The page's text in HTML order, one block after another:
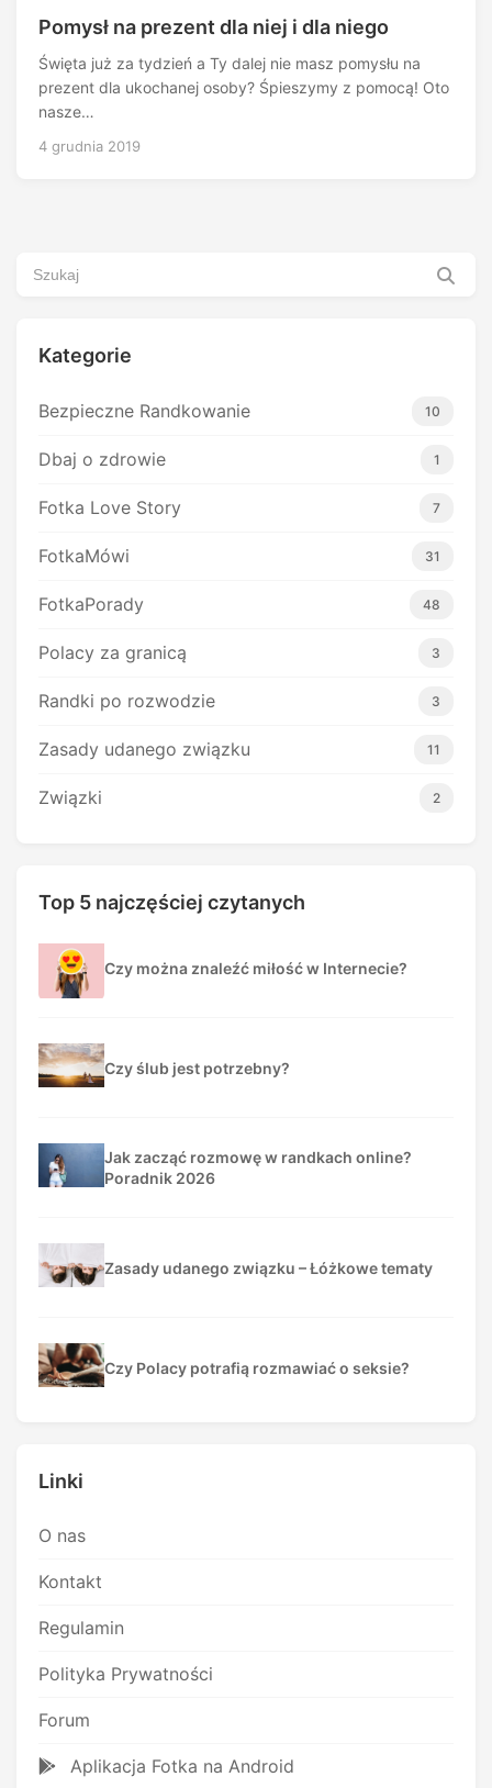
Pomysł na prezent dla niej i dla niego
Święta już za tydzień a Ty dalej nie masz pomysłu na
prezent dla ukochanej osoby? Śpieszymy z pomocą! Oto
nasze…
4 grudnia 2019
Kategorie
Bezpieczne Randkowanie 10
Dbaj o zdrowie 1
Fotka Love Story 7
FotkaMówi 31
FotkaPorady 48
Polacy za granicą 3
Randki po rozwodzie 3
Zasady udanego związku 11
Związki 2
Top 5 najczęściej czytanych
Czy można znaleźć miłość w Internecie?
Czy ślub jest potrzebny?
Jak zacząć rozmowę w randkach online?
Poradnik 2026
Zasady udanego związku – Łóżkowe tematy
Czy Polacy potrafią rozmawiać o seksie?
Linki
O nas
Kontakt
Regulamin
Polityka Prywatności
Forum
Aplikacja Fotka na Android